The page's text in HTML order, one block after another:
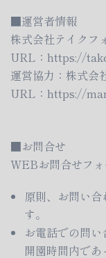
■運営者情報
株式会社テイクフ
URL： https://
運営協力：株式会
URL： https://
■お問合せ
WEBお問合せフ
原則、お問い
す。
お電話での問い
開園時間内で